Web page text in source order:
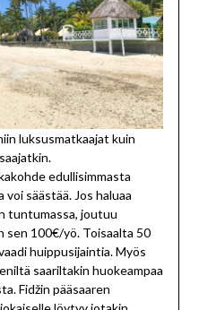
luksusmatkaajat kuin
edullisimmasta
voi säästää. Jos haluaa
tuntumassa, joutuu
sen 100€/yö. Toisaalta 50
huippusijaintia. Myös
saariltakin huokeampaa
Fidžin pääsaaren